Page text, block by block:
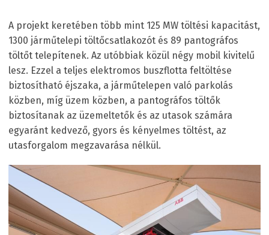
A projekt keretében több mint 125 MW töltési kapacitást,
1300 járműtelepi töltőcsatlakozót és 89 pantográfos
töltőt telepítenek. Az utóbbiak közül négy mobil kivitelű
lesz. Ezzel a teljes elektromos buszflotta feltöltése
biztosítható éjszaka, a járműtelepen való parkolás
közben, míg üzem közben, a pantográfos töltők
biztosítanak az üzemeltetők és az utasok számára
egyaránt kedvező, gyors és kényelmes töltést, az
utasforgalom megzavarása nélkül.